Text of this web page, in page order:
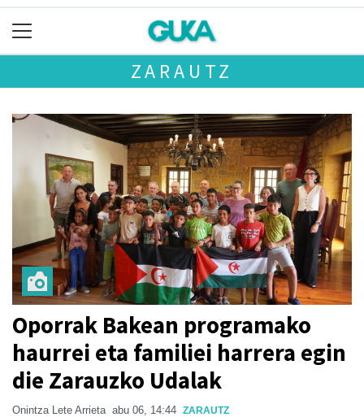
ZARAUTZ
Oporrak Bakean programako
haurrei eta familiei harrera egin
die Zarauzko Udalak
Onintza Lete Arrieta abu 06, 14:44 ZARAUTZ